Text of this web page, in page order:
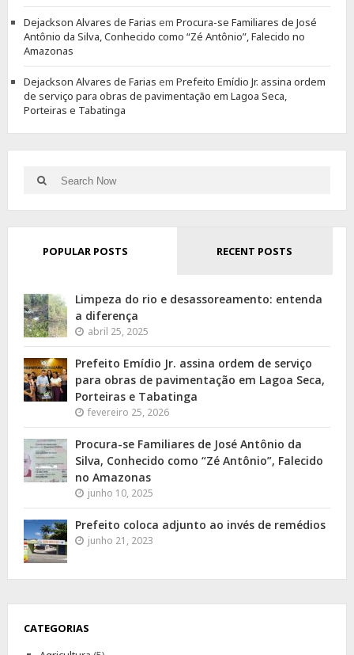
Dejackson Alvares de Farias em Procura-se Familiares de José
Antônio da Silva, Conhecido como “Zé Antônio”, Falecido no
Amazonas
Dejackson Alvares de Farias em Prefeito Emídio Jr. assina ordem
de serviço para obras de pavimentação em Lagoa Seca,
Porteiras e Tabatinga
Search
for:
Search
POPULAR POSTS RECENT POSTS
Limpeza do rio e desassoreamento: entenda
a diferença
abril 25, 2025
Prefeito Emídio Jr. assina ordem de serviço
para obras de pavimentação em Lagoa Seca,
Porteiras e Tabatinga
fevereiro 25, 2026
Procura-se Familiares de José Antônio da
Silva, Conhecido como “Zé Antônio”, Falecido
no Amazonas
junho 10, 2025
Prefeito coloca adjunto ao invés de remédios
junho 21, 2023
CATEGORIAS